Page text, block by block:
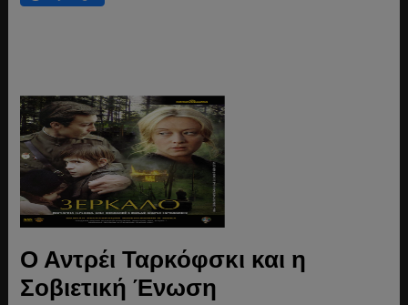
Ο Αντρέι Ταρκόφσκι και η
Σοβιετική Ένωση